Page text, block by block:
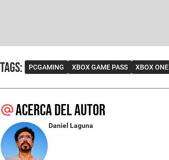
Tags: PCGAMING XBOX GAME PASS XBOX ONE
Acerca del autor
Daniel Laguna